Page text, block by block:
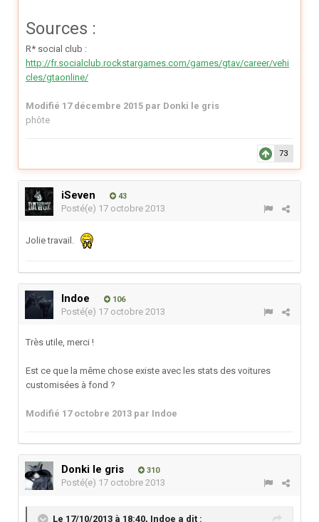
Sources :
R* social club :
http://fr.socialclub.rockstargames.com/games/gtav/career/vehi
cles/gtaonline/
Modifié 17 décembre 2015 par Donki le gris
phôte
73
iSeven 43
Posté(e) 17 octobre 2013
Jolie travail.
Indoe 106
Posté(e) 17 octobre 2013
Très utile, merci !
Est ce que la même chose existe avec les stats des voitures
customisées à fond ?
Modifié 17 octobre 2013 par Indoe
Donki le gris 310
Posté(e) 17 octobre 2013
Le 17/10/2013 à 18:40, Indoe a dit :